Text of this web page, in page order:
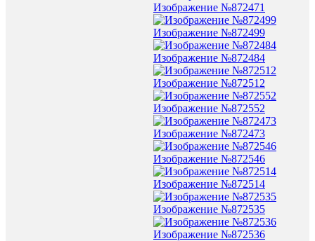
Изображение №872471
Изображение №872499
Изображение №872484
Изображение №872512
Изображение №872552
Изображение №872473
Изображение №872546
Изображение №872514
Изображение №872535
Изображение №872536